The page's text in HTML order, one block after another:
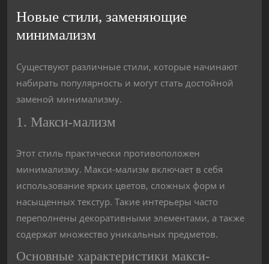
Новые стили, заменяющие
минимализм
Существуют различные стили, которые начинают
набирать популярность и могут стать достойной
заменой минимализму.
1. Макси-мализм
Этот стиль практически противоположен
минимализму. Макси-мализм включает в себя
использование ярких цветов, сложных форм и
насыщенных текстур. Такие интерьеры часто
переполнены декоративными элементами, а также
содержат множество уникальных предметов.
Основные характеристики макси-